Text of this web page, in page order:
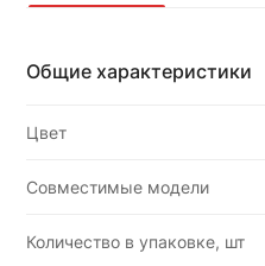
Общие характеристики
Цвет
Совместимые модели
Количество в упаковке, шт